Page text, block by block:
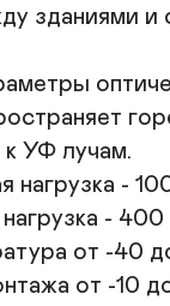
зданиями и
к УФ лучам.
нагрузка -
- 400
от -40
от -10